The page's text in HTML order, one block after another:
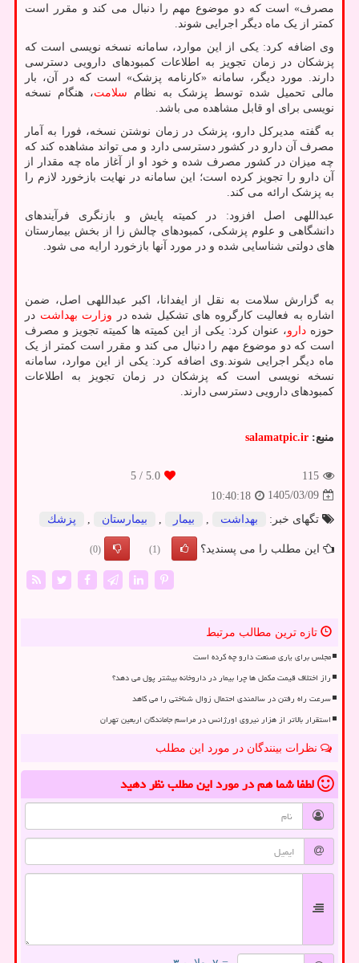
مصرف» است که دو موضوع مهم را دنبال می کند و مقرر است
کمتر از یک ماه دیگر اجرایی شوند.
وی اضافه کرد: یکی از این موارد، سامانه نسخه نویسی است که
پزشکان در زمان تجویز به اطلاعات کمبودهای دارویی دسترسی
دارند. مورد دیگر، سامانه «کارنامه پزشک» است که در آن، بار
مالی تحمیل شده توسط پزشک به نظام سلامت، هنگام نسخه
نویسی برای او قابل مشاهده می باشد.
به گفته مدیرکل دارو، پزشک در زمان نوشتن نسخه، فورا به آمار
مصرف آن دارو در کشور دسترسی دارد و می تواند مشاهده کند که
چه میزان در کشور مصرف شده و خود او از آغاز ماه چه مقدار از
آن دارو را تجویز کرده است؛ این سامانه در نهایت بازخورد لازم را
به پزشک ارائه می کند.
عبداللهی اصل افزود: در کمیته پایش و بازنگری فرآیندهای
دانشگاهی و علوم پزشکی، کمبودهای چالش زا از بخش بیمارستان
های دولتی شناسایی شده و در مورد آنها بازخورد ارایه می شود.
به گزارش سلامت به نقل از ایفدانا، اکبر عبداللهی اصل، ضمن
اشاره به فعالیت کارگروه های تشکیل شده در وزارت بهداشت در
حوزه دارو، عنوان کرد: یکی از این کمیته ها کمیته تجویز و مصرف
است که دو موضوع مهم را دنبال می کند و مقرر است کمتر از یک
ماه دیگر اجرایی شوند.وی اضافه کرد: یکی از این موارد، سامانه
نسخه نویسی است که پزشکان در زمان تجویز به اطلاعات
کمبودهای دارویی دسترسی دارند.
منبع: salamatpic.ir
115
5.0
/ 5
1405/03/09
10:40:18
تگهای خبر:
بهداشت , بیمار , بیمارستان , پزشك
این مطلب را می پسندید؟ (1)
(0)
تازه ترین مطالب مرتبط
مجلس برای یاری صنعت دارو چه کرده است
راز اختلاف قیمت مکمل ها چرا بیمار در داروخانه بیشتر پول می دهد؟
سرعت راه رفتن در سالمندی احتمال زوال شناختی را می کاهد
استقرار بالاتر از هزار نیروی اورژانس در مراسم جاماندگان اربعین تهران
نظرات بینندگان در مورد این مطلب
لطفا شما همدر مورد این مطلبنظر دهید